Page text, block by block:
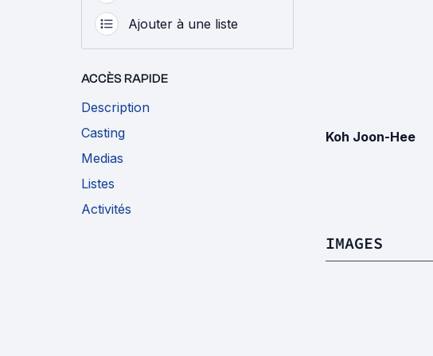
Ajouter à une liste
ACCÈS RAPIDE
Description
Casting
Medias
Listes
Activités
Koh Joon-Hee
IMAGES